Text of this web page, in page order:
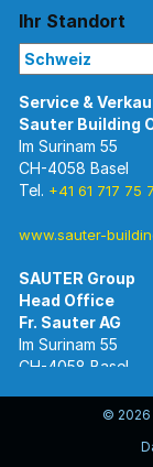
Ihr Standort
Im Surinam 55
CH-4058 Basel
Tel. +41 61 717 75
www.sauter-
SAUTER Group
Head Office
Im Surinam 55
CH-4058 Basel
www.sauter-© 2026